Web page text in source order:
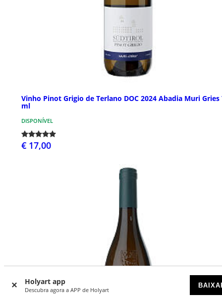
Holyart app
Descubra agora a APP de Holyart
Vinho Pinot Grigio de Terlano DOC 2024 Abadia Muri Gries
ml
DISPONÍVEL
€ 17,00